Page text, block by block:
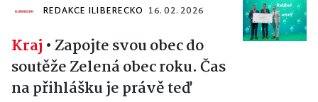
REDAKCE ILIBERECKO 16. 02. 2026
Kraj • Zapojte svou obec do
soutěže Zelená obec roku. Čas
na přihlášku je právě teď